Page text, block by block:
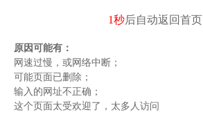
1秒后自动返回首页
原因可能有：
网速过慢，或网络中断；
可能页面已删除；
输入的网址不正确；
这个页面太受欢迎了，太多人访问